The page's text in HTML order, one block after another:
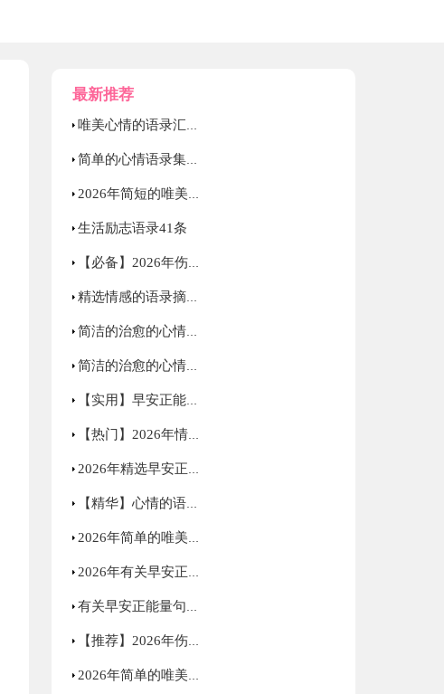
最新推荐
唯美心情的语录汇编95句
简单的心情语录集锦77句
2026年简短的唯美的心情语录摘录35条
生活励志语录41条
【必备】2026年伤心情感语录76句
精选情感的语录摘录80句
简洁的治愈的心情语录大汇总76条
简洁的治愈的心情语录集锦69句
【实用】早安正能量句子39句
【热门】2026年情感的微语录摘录69条
2026年精选早安正能量句子集锦78条
【精华】心情的语录大汇总88条
2026年简单的唯美心情的语录合集38句
2026年有关早安正能量句子集合49条
有关早安正能量句子合集65句
【推荐】2026年伤心的心情语录锦集49句
2026年简单的唯美的心情语录合集68条